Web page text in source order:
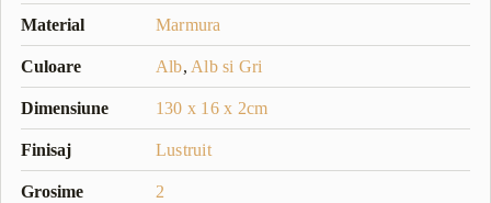
Material Marmura
Culoare Alb, Alb si Gri
Dimensiune 130 x 16 x 2cm
Finisaj Lustruit
Grosime 2